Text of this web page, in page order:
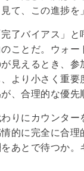
て、この進捗を
了バイアス」
ことだ。ウォ
見えるとき、
より小さく重
、合理的な優
りにカウンタ
的に完全に合
あとで待つか。